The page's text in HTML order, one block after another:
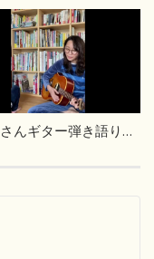
女優 杏さんギター弾き語り「教訓１」カバー